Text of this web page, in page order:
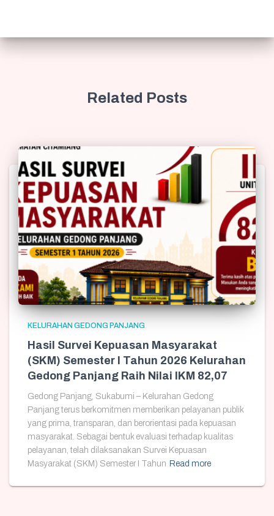
Related Posts
KELURAHAN GEDONG PANJANG
Hasil Survei Kepuasan Masyarakat
(SKM) Semester I Tahun 2026 Kelurahan
Gedong Panjang Raih Nilai IKM 82,07
Gedong Panjang, Sukabumi – Kelurahan Gedong
Panjang terus berkomitmen memberikan pelayanan publik
yang prima, transparan, dan berorientasi pada kepuasan
masyarakat. Sebagai bentuk evaluasi terhadap kualitas
pelayanan, telah dilaksanakan Survei Kepuasan
Masyarakat (SKM) Semester I Tahun Read more